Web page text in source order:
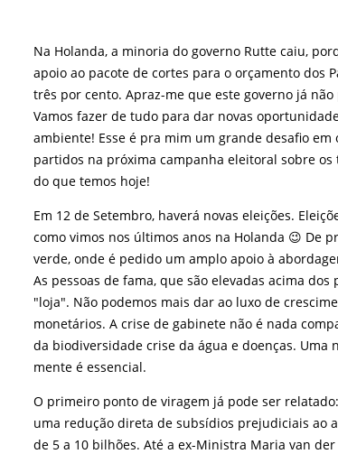
Na Holanda, a minoria do governo Rutte caiu,
apoio ao pacote de cortes para o orçamento dos
três por cento. Apraz-me que este governo já
Vamos fazer de tudo para dar novas
ambiente! Esse é pra mim um grande desafio
partidos na próxima campanha eleitoral sobre
do que temos hoje!
Em 12 de Setembro, haverá novas eleições.
como vimos nos últimos anos na Holanda 😉 De
verde, onde é pedido um amplo apoio à
As pessoas de fama, que são elevadas acima
"loja". Não podemos mais dar ao luxo de
monetários. A crise de gabinete não é nada
da biodiversidade crise da água e doenças. Uma
mente é essencial.
O primeiro ponto de viragem já pode ser
uma redução direta de subsídios prejudiciais ao
de 5 a 10 bilhões. Até a ex-Ministra Maria van